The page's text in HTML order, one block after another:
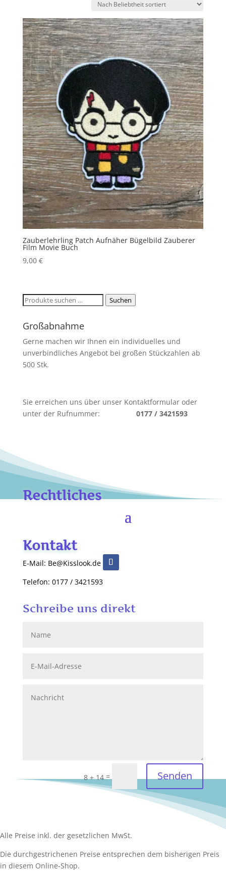
Zauberlehrling Patch Aufnäher Bügelbild Zauberer
Film Movie Buch
9,00 €
Suchen
Suchen
Großabnahme
Gerne machen wir Ihnen ein individuelles und
unverbindliches Angebot bei großen Stückzahlen ab
500 Stk.
Sie erreichen uns über unser Kontaktformular oder
unter der Rufnummer: 0177 / 3421593
Rechtliches
Kontakt
E-Mail: Be@Kisslook.de
Telefon: 0177 / 3421593
Schreibe uns direkt
8 + 14 = Senden
Alle Preise inkl. der gesetzlichen MwSt.
Die durchgestrichenen Preise entsprechen dem bisherigen Preis
in diesem Online-Shop.